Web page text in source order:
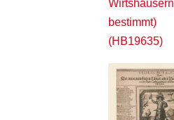
Wirtshäusern
bestimmt)
(HB19635)